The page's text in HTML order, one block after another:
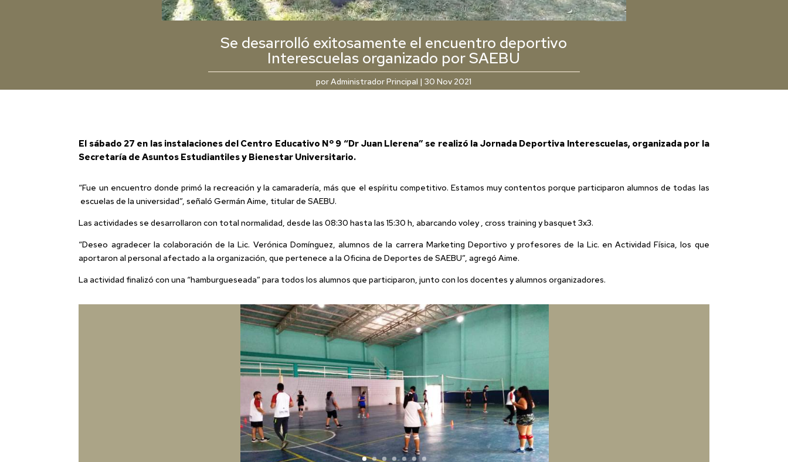
Se desarrolló exitosamente el encuentro deportivo
Interescuelas organizado por SAEBU
porAdministrador Principal |30 Nov 2021
El sábado 27 en las instalaciones del Centro Educativo Nº 9 “Dr Juan Llerena” se realizó la Jornada Deportiva Interescuelas, organizada por la
Secretaría de Asuntos Estudiantiles y Bienestar Universitario.
“Fue un encuentro donde primó la recreación y la camaradería, más que el espíritu competitivo. Estamos muy contentos porque participaron alumnos de todas las
escuelas de la universidad”, señaló Germán Aime, titular de SAEBU.
Las actividades se desarrollaron con total normalidad, desde las 08:30 hasta las 15:30 h, abarcando voley , cross training y basquet 3x3.
“Deseo agradecer la colaboración de la Lic. Verónica Domínguez, alumnos de la carrera Marketing Deportivo y profesores de la Lic. en Actividad Física, los que
aportaron al personal afectado a la organización, que pertenece a la Oficina de Deportes de SAEBU”, agregó Aime.
La actividad finalizó con una “hamburgueseada” para todos los alumnos que participaron, junto con los docentes y alumnos organizadores.